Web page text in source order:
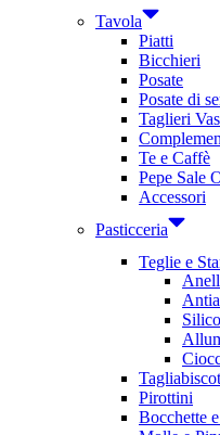
Tavola
Piatti
Bicchieri
Posate
Posate di
Taglieri
Te e Caffè
Pepe Sale
Accessori
Pasticceria
Teglie e
Pirottini
Bocchette